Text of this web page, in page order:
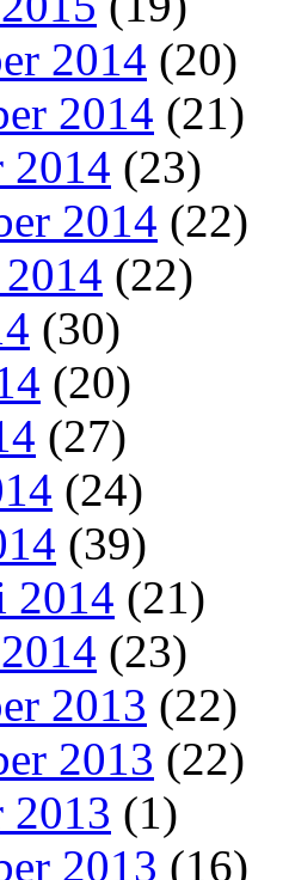
2014 (20)
2014 (21)
2014 (23)
2014 (22)
(22)
(30)
(20)
(27)
(24)
(39)
2014 (21)
(23)
2013 (22)
2013 (22)
2013 (1)
2013 (16)